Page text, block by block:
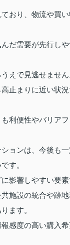
おり、物流や買
だ需要が先行し
えで見逃せません
止まりに近い状
利便性やバリア
ョンは、今後も
す。
影響しやすい要素
施設の統合や跡
ます。
感度の高い購入